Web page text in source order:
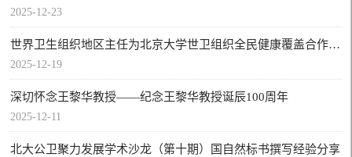
2025-12-23
世界卫生组织地区主任为北京大学世卫组织全民健康覆盖合作中心揭牌
2025-12-19
深切怀念王黎华教授——纪念王黎华教授诞辰100周年
2025-12-11
北大公卫聚力发展学术沙龙（第十期）国自然标书撰写经验分享